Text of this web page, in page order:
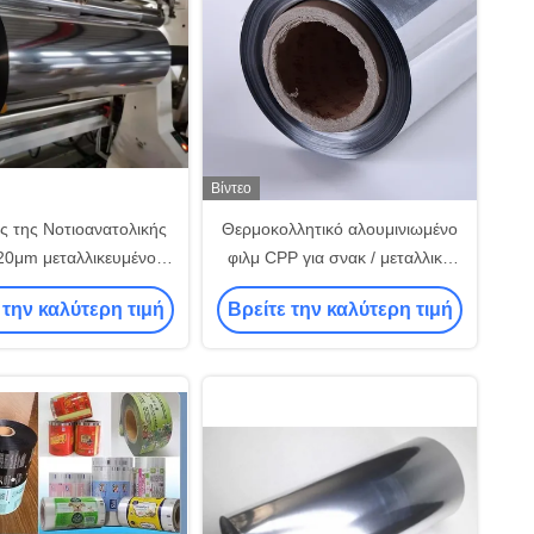
της Νοτιοανατολικής
μεταλλικευμένο
για συσκευασίες
σοκολάτας
την καλύτερη τιμή
Βίντεο
Θερμοκολλητικό αλουμινιωμένο
φιλμ CPP για σνακ / μεταλλικό
CPP για ατομική συσκευασία
καραμελών
Βρείτε την καλύτερη τιμή